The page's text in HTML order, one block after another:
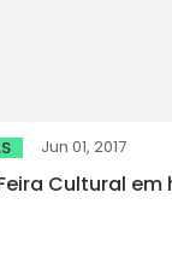
Jun 01, 2017
Cultural